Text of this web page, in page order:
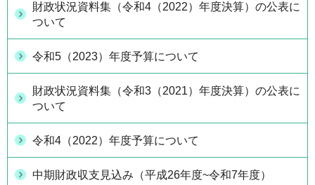
財政状況資料集（令和4（2022）年度決算）の公表に
ついて
令和5（2023）年度予算について
財政状況資料集（令和3（2021）年度決算）の公表に
ついて
令和4（2022）年度予算について
中期財政収支見込み（平成26年度~令和7年度）